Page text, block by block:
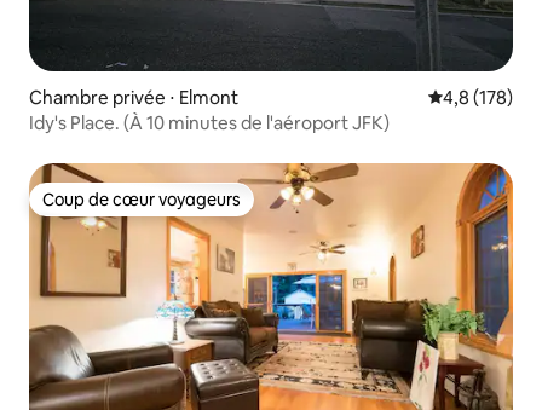
Chambre privée ⋅ Elmont Évaluation
4,8 (178)
Idy's Place. (À 10 minutes de l'aéroport JFK)
Coup de cœur voyageurs
Coup de cœur voyageurs